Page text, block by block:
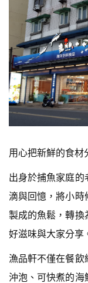
用心把新鮮的食材
出身於捕魚家庭的
滴與回憶，將小時
製成的魚鬆，轉換
好滋味與大家分享
漁品軒不僅在餐飲
沖泡、可快煮的海